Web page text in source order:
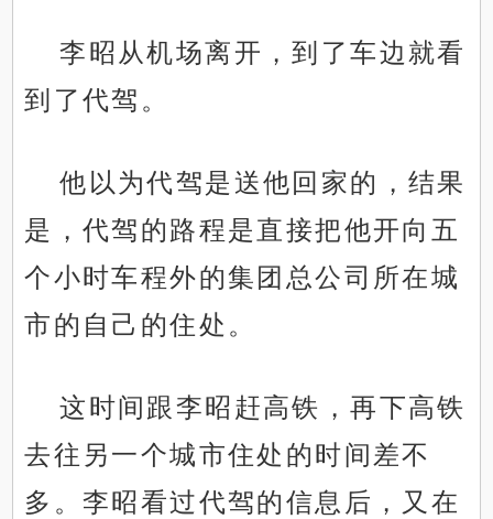
李昭从机场离开，到了车边就看
到了代驾。
他以为代驾是送他回家的，结果
是，代驾的路程是直接把他开向五
个小时车程外的集团总公司所在城
市的自己的住处。
这时间跟李昭赶高铁，再下高铁
去往另一个城市住处的时间差不
多。李昭看过代驾的信息后，又在